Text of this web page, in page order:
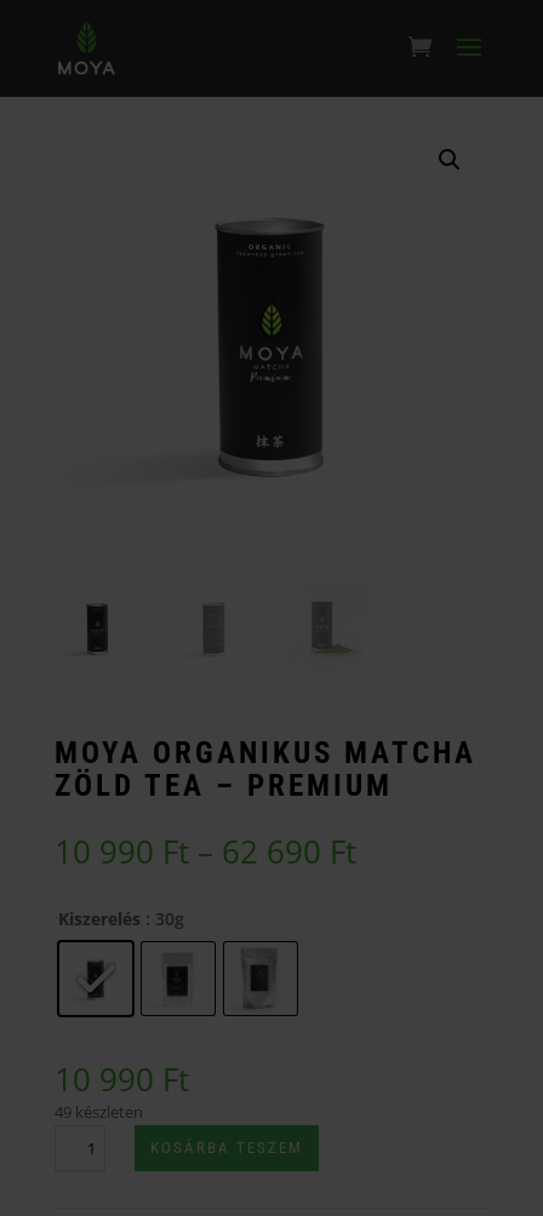
MOYA ORGANIKUS MATCHA
ZÖLD TEA – PREMIUM
10 990 Ft – 62 690 Ft
10
Kiszerelés : 30g
10 990 Ft
49 készleten
KOSÁRBA TESZEM